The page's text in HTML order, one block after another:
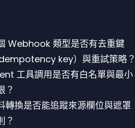
Webhook 類型是否有去重鍵
idempotency key）與重試策略
工具調用是否有白名單與最小
？
轉換是否能追蹤來源欄位與遮罩
？